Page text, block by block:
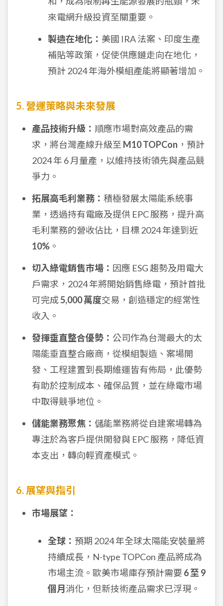
來電網升級投資至關重要。
製造在地化： 美國 IRA 法案、印度生產
補貼等政策，促使供應鏈走向在地化，
預計 2024 年海外模組產能將顯著增加。
5. 營運策略與未來發展
產品技術升級： 順應市場對高效產品的需
求，將台灣產線升級至 M10 TOPCon ，預計
2024 年 6 月量產，以維持技術領先與產品競
爭力。
拓展高毛利業務： 積極發展太陽能系統事
業，透過持有電廠及提供 EPC 服務，提升高
毛利業務的營收佔比，目標 2024 年達到近
10% 。
切入綠電銷售市場： 因應 ESG 趨勢及用電大
戶需求，2024 年將開始銷售綠電，預計首批
可完成5,000 萬度交易，創造穩定的經常性
收入。
發揮垂直整合優勢： 公司作為台灣最大的太
陽能垂直整合廠商，從模組製造、案場開
發、工程建置到長期維運皆有佈局，此優勢
有助於控制成本、確保品質，並在綠電市場
中取得競爭地位。
儲能業務聚焦： 儲能業務將從自建案場轉為
專注於為客戶提供開發與 EPC 服務，降低資
本支出，轉向輕資產模式。
6. 展望與指引
市場展望：
全球： 預期 2024 年全球太陽能安裝量將
持續成長，N-type TOPCon 產品將成為
市場主流。歐美市場庫存預計需要 6 至 9
個月 消化，但新技術產品需求已浮現。